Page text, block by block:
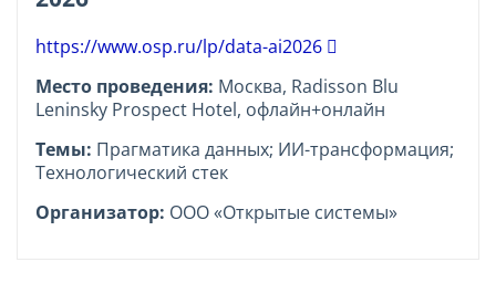
https://www.osp.ru/lp/data-ai2026
Место проведения: Москва, Radisson Blu
Leninsky Prospect Hotel, офлайн+онлайн
Темы: Прагматика данных; ИИ-трансформация;
Технологический стек
Организатор: ООО «Открытые системы»